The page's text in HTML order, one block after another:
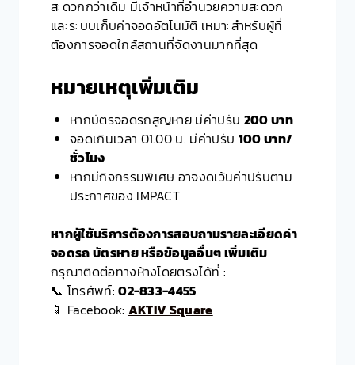
สะดวกกว่าเดิม มีเจ้าหน้าที่อำนวยความสะดวก
และระบบเก็บค่าจอดอัตโนมัติ เหมาะสำหรับผู้ที่
ต้องการจอดใกล้สถานที่จัดงานมากที่สุด
หมายเหตุเพิ่มเติม
หากบัตรจอดรถสูญหาย มีค่าปรับ 200 บาท
จอดเกินเวลา 01.00 น. มีค่าปรับ 100 บาท/
ชั่วโมง
หากมีกิจกรรมพิเศษ อาจงดเว้นค่าปรับตาม
ประกาศของ IMPACT
หากผู้ใช้บริการต้องการสอบถามรายละเอียดค่า
จอดรถ บัตรหาย หรือข้อมูลอื่นๆ เพิ่มเติม
กรุณาติดต่อทางห้างโดยตรงได้ที่ :
📞 โทรศัพท์:02-833-4455
📱 Facebook: AKTIV Square